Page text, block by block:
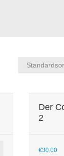
Der
2
€30.00